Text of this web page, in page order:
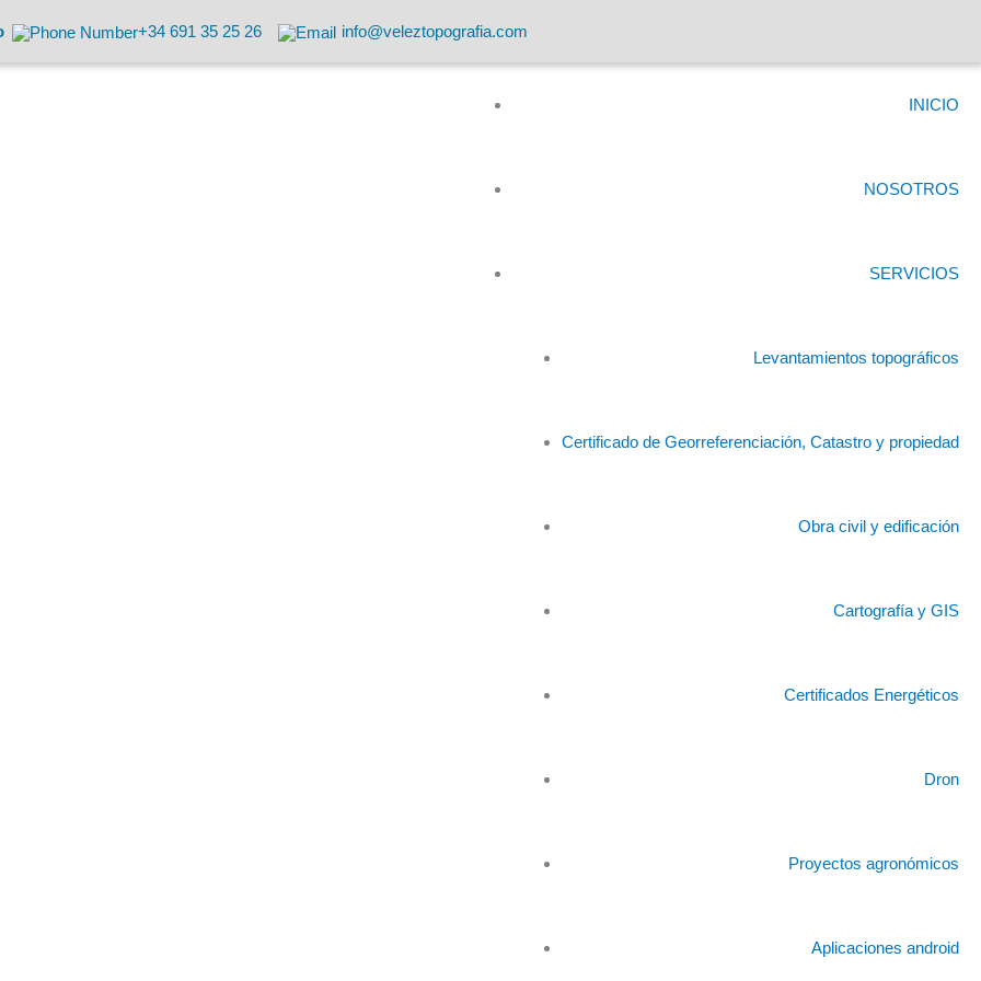
+34 691 35 25 26 info@veleztopografia.com
INICIO
NOSOTROS
SERVICIOS
Levantamientos topográficos
Certificado de Georreferenciación, Catastro y propiedad
Obra civil y edificación
Cartografía y GIS
Certificados Energéticos
Dron
Proyectos agronómicos
Aplicaciones android